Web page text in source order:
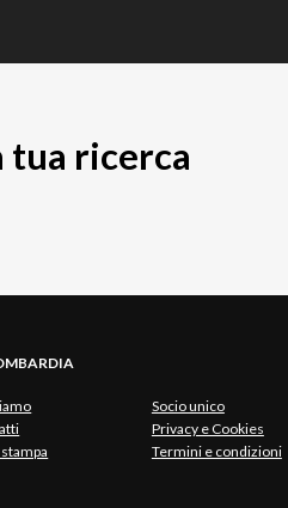
tua ricerca
Socio unico
Privacy e Cookies
Termini e condizioni